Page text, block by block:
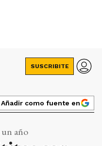
SUSCRIBITE
Añadir como fuente en
año